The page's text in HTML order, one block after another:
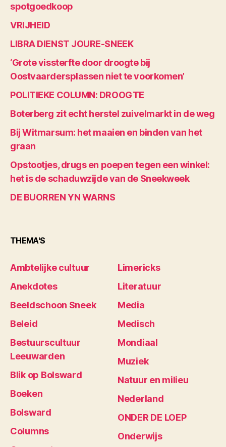
spotgoedkoop
VRIJHEID
LIBRA DIENST JOURE-SNEEK
‘Grote vissterfte door droogte bij
Oostvaardersplassen niet te voorkomen’
POLITIEKE COLUMN: DROOGTE
Boterberg zit echt herstel zuivelmarkt in de weg
Bij Witmarsum: het maaien en binden van het
graan
Opstootjes, drugs en poepen tegen een winkel:
het is de schaduwzijde van de Sneekweek
DE BUORREN YN WARNS
THEMA'S
Ambtelijke cultuur
Anekdotes
Beeldschoon Sneek
Beleid
Bestuurscultuur
Leeuwarden
Blik op Bolsward
Boeken
Bolsward
Columns
Limericks
Literatuur
Media
Medisch
Mondiaal
Muziek
Natuur en milieu
Nederland
ONDER DE LOEP
Onderwijs